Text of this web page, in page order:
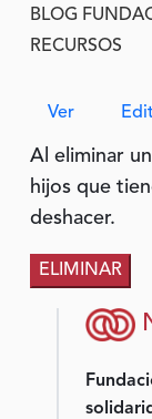
Ruta
BLOG
RECURSOS
Ver
Al eliminar
hijos que
deshacer.